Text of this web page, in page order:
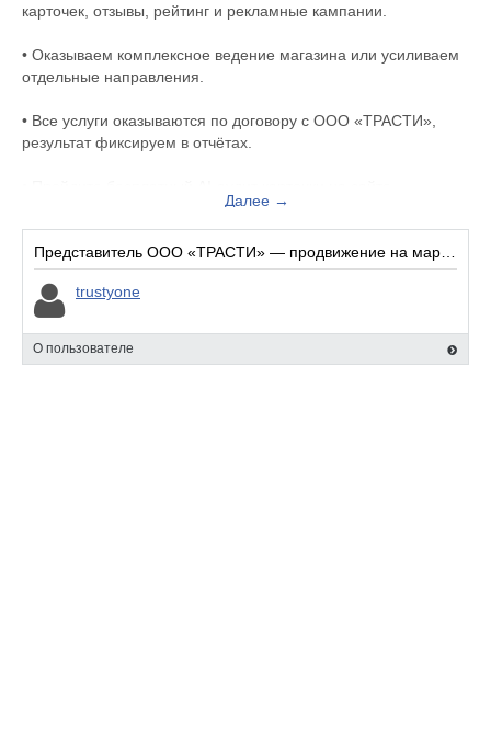
карточек, отзывы, рейтинг и рекламные кампании.
• Оказываем комплексное ведение магазина или усиливаем
отдельные направления.
• Все услуги оказываются по договору с ООО «ТРАСТИ»,
результат фиксируем в отчётах.
Оставьте заявку на сайте trustyone.pro либо позвоните нам.
Далее →
trustyone
О пользователе